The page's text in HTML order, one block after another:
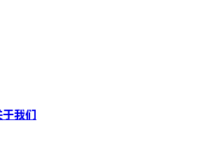
于我们